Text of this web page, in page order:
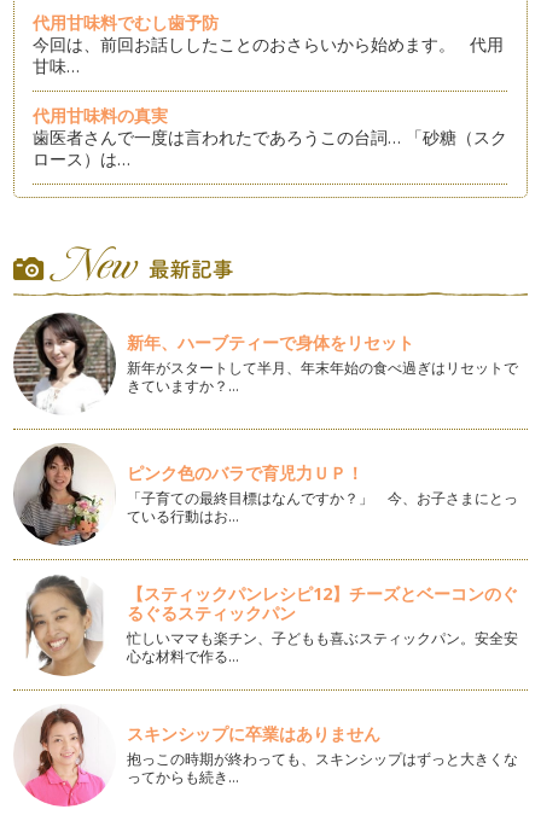
代用甘味料でむし歯予防
今回は、前回お話ししたことのおさらいから始めます。 代用
甘味…
代用甘味料の真実
歯医者さんで一度は言われたであろうこの台詞… 「砂糖（スク
ロース）は…
１月に厚労省からフッ化物洗口のガイ…
だらだら食べは虫歯のリスクが高まります
飲食の回数が増えると、お口の中で脱灰に傾く時間が長くな
り、虫歯ができやすくなります。例えば…
子どもの口臭（２）
前回は、子どもの口臭のタイプと大きな原因をお話ししまし
た。今回は、アデノイド（咽頭扁桃）に…
子どもの口臭
生まれたばかりの赤ちゃんの頃は何も臭いがしなかったのに、
大きくなるとなんだかお口が臭う&h…
お子さまにあった歯ブラシの選び方
今お使いの歯ブラシ、どうやって選びましたか？ 毎日使う歯
ブラシですが、お口の中に合…
歯ぎしり、食いしばり、噛み締めは歯を酷使します
朝、起きた時に歯や顎の違和感を感じたことはありません
か？ もしかしたら、歯ぎしり（ブラキシ…
５歳児のレベルアップ歯磨き
４歳児は汚れを取る磨き方を練習しました。 「ひとり磨き」
の習慣が根付き、歯垢を除去…
新年、ハーブティーで身体をリセット
新年がスタートして半月、年末年始の食べ過ぎはリセットで
きていますか？…
ピンク色のバラで育児力ＵＰ！
「子育ての最終目標はなんですか？」 今、お子さまにとっ
ている行動はお…
【スティックパンレシピ12】チーズとベーコンのぐ
るぐるスティックパン
忙しいママも楽チン、子どもも喜ぶスティックパン。安全安
心な材料で作る…
スキンシップに卒業はありません
抱っこの時期が終わっても、スキンシップはずっと大きくな
ってからも続き…